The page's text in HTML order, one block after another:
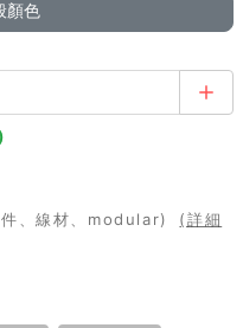
顏色
、線材、modular)
(詳細